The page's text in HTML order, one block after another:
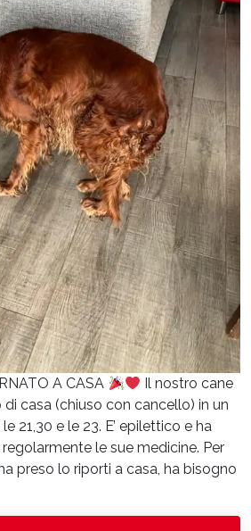
A CASA
Il nostro cane
di casa (chiuso con cancello) in un
21,30 e le 23. E’ epilettico e ha
le sue medicine. Per
preso lo riporti a casa, ha bisogno